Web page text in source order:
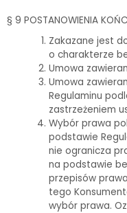
§ 9 POSTANOWIENIA
Zakazane jest
o charakterze
Umowa
Umowa
Regulaminu
zastrzeżeniem
Wybór prawa
podstawie
nie ogranicza
na podstawie
przepisów
tego
wybór prawa.